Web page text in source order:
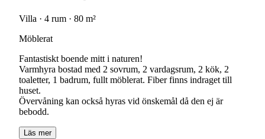
Villa · 4 rum · 80 m²
Möblerat
Fantastiskt boende mitt i naturen!
Varmhyra bostad med 2 sovrum, 2 vardagsrum, 2 kök, 2
toaletter, 1 badrum, fullt möblerat. Fiber finns indraget till
huset.
Övervåning kan också hyras vid önskemål då den ej är
bebodd.
Läs mer